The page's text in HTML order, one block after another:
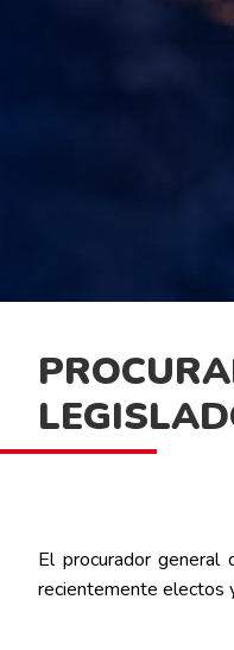
El procurador general
recientemente electos